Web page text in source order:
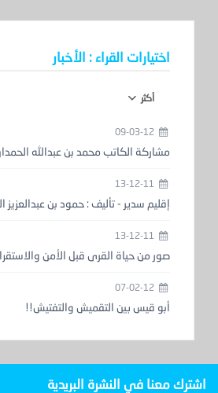
اختيارات القراء : الأخبار
أكثر
مشاركة الكاتب محمد بن عبدالله
إقليم سدير - تأليف : حمود بن عبدالعزيز
صور من حياة القرى قبل الأمن
أبو قيس بين التقميش والتفتيش!!
اشترك معنا في النشرة البريدية